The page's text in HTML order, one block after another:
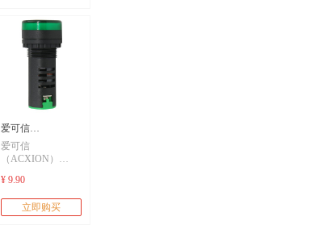
吊扇灯车库卷闸门
遥控器引闪器高伏
碱性小电池L1028
爱可信
ACXION/AD115-
22/21-A9
AC/DC220V电源指
示灯 LED信号灯
爱可信
（ACXION）
AC/DC220V 黄色
电源指示灯 LED信
¥ 9.90
立即购买